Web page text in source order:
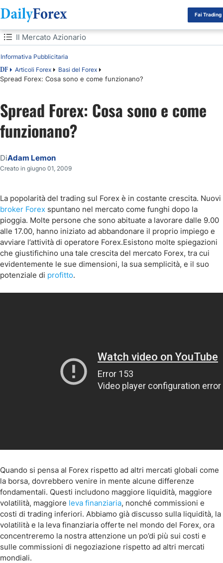
Fai Trading
Indice
DF Articoli Forex Basi del Forex
Spread Forex: Cosa sono e come funzionano?
Informativa Pubblicitaria
Il Mercato Azionario
Il Mercato Azionario
Trading Forex
Come Guadagnano i Broker Forex?
Spread Forex
Cosa Influenza lo Spread nel Trading Forex ?
Come Gestire e Ridurre al Minimo lo Spread?
In Che Modo i Broker Forex traggono Profitto dagli Spread
Spread Forex: Cosa sono e come
funzionano?
DiAdam Lemon
Creato in giugno 01, 2009
La popolarità del trading sul Forex è in costante crescita. Nuovi
broker Forex spuntano nel mercato come funghi dopo la
pioggia. Molte persone che sono abituate a lavorare dalle 9.00
alle 17.00, hanno iniziato ad abbandonare il proprio impiego e
avviare l’attività di operatore Forex.Esistono molte spiegazioni
che giustifichino una tale crescita del mercato Forex, tra cui
evidentemente le sue dimensioni, la sua semplicità, e il suo
potenziale di profitto.
Quando si pensa al Forex rispetto ad altri mercati globali come
la borsa, dovrebbero venire in mente alcune differenze
fondamentali. Questi includono maggiore liquidità, maggiore
volatilità, maggiore leva finanziaria, nonché commissioni e
costi di trading inferiori. Abbiamo già discusso sulla liquidità, la
volatilità e la leva finanziaria offerte nel mondo del Forex, ora
concentreremo la nostra attenzione un po’di più sui costi e
sulle commissioni di negoziazione rispetto ad altri mercati
mondiali.